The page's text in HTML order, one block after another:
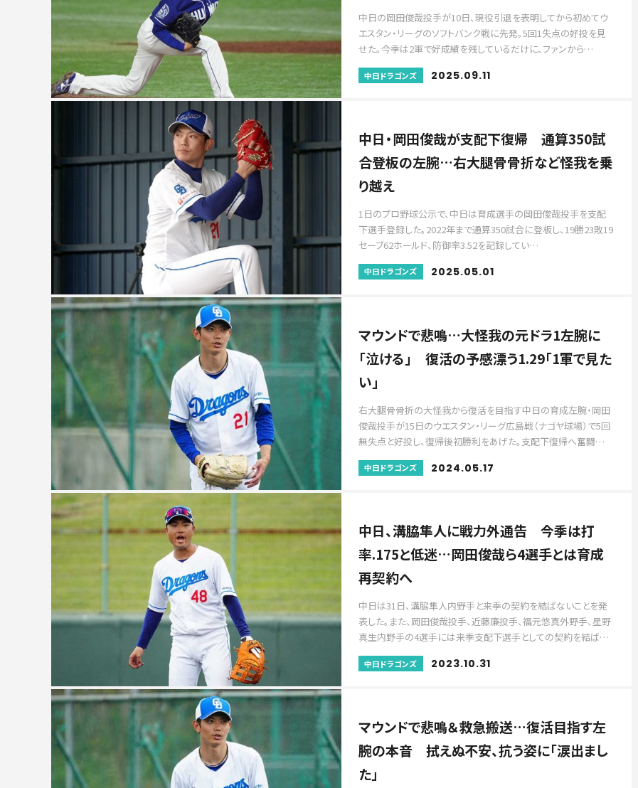
中日の岡田俊哉投手が10日、現役引退を表明してから初めてウ
エスタン・リーグのソフトバンク戦に先発。5回1失点の好投を見
せた。今季は2軍で好成績を残しているだけに、ファンから…
中日ドラゴンズ 2025.09.11
中日・岡田俊哉が支配下復帰 通算350試
合登板の左腕…右大腿骨骨折など怪我を乗
り越え
1日のプロ野球公示で、中日は育成選手の岡田俊哉投手を支配
下選手登録した。2022年まで通算350試合に登板し、19勝23敗19
セーブ62ホールド、防御率3.52を記録してい…
中日ドラゴンズ 2025.05.01
マウンドで悲鳴…大怪我の元ドラ1左腕に
「泣ける」 復活の予感漂う1.29「1軍で見た
い」
右大腿骨骨折の大怪我から復活を目指す中日の育成左腕・岡田
俊哉投手が15日のウエスタン・リーグ広島戦（ナゴヤ球場）で5回
無失点と好投し、復帰後初勝利をあげた。支配下復帰へ奮闘…
中日ドラゴンズ 2024.05.17
中日、溝脇隼人に戦力外通告 今季は打
率.175と低迷…岡田俊哉ら4選手とは育成
再契約へ
中日は31日、溝脇隼人内野手と来季の契約を結ばないことを発
表した。また、岡田俊哉投手、近藤廉投手、福元悠真外野手、星野
真生内野手の4選手には来季支配下選手としての契約を結ば…
中日ドラゴンズ 2023.10.31
マウンドで悲鳴＆救急搬送…復活目指す左
腕の本音 拭えぬ不安、抗う姿に「涙出まし
た」